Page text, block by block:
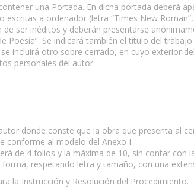
una Portada. En dicha portada deberá
escritas a ordenador (letra “Times New
de ser inéditos y deberán presentarse
Poesía”. Se indicará también el título del
incluirá otro sobre cerrado, en cuyo exterior
personales del autor:
donde conste que la obra que presenta al
conforme al modelo del Anexo I.
de 4 folios y la máxima de 10, sin contar con
respetando letra y tamaño, con una
la Instrucción y Resolución del Procedimiento.